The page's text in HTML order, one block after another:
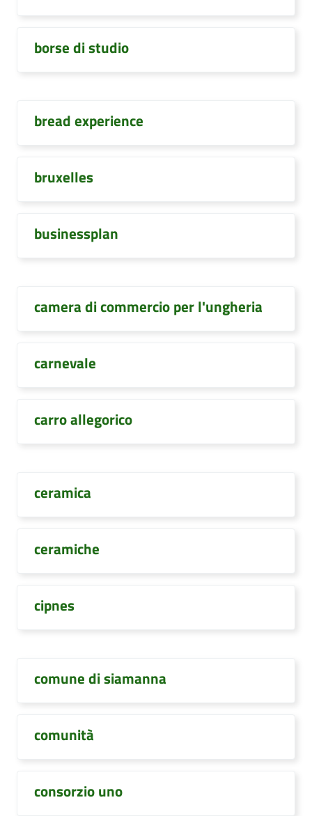
borse di studio
bread experience
bruxelles
businessplan
camera di commercio per l'ungheria
carnevale
carro allegorico
ceramica
ceramiche
cipnes
comune di siamanna
comunità
consorzio uno